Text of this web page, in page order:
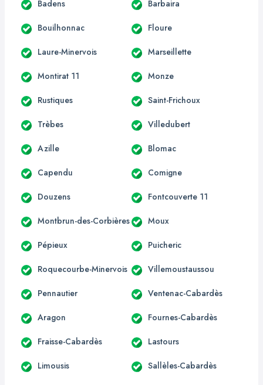
Badens Barbaira
Bouilhonnac Floure
Laure-Minervois Marseillette
Montirat 11 Monze
Rustiques Saint-Frichoux
Trèbes Villedubert
Azille Blomac
Capendu Comigne
Douzens Fontcouverte 11
Montbrun-des-Corbières Moux
Pépieux Puicheric
Roquecourbe-Minervois Villemoustaussou
Pennautier Ventenac-Cabardès
Aragon Fournes-Cabardès
Fraisse-Cabardès Lastours
Limousis Sallèles-Cabardès